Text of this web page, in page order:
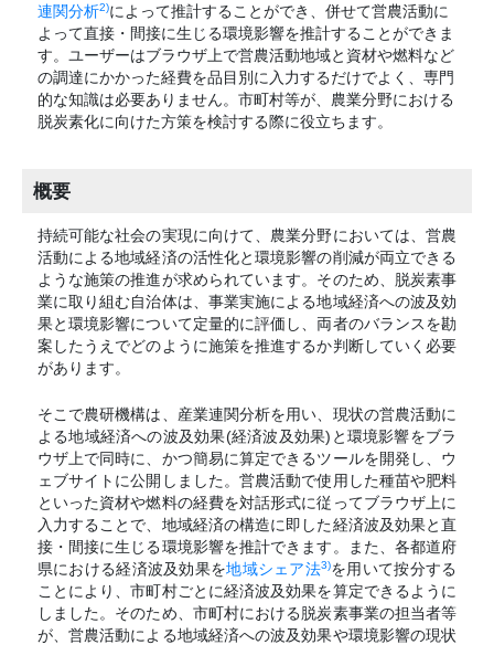
連関分析2)によって推計することができ、併せて営農活動に
よって直接・間接に生じる環境影響を推計することができま
す。ユーザーはブラウザ上で営農活動地域と資材や燃料など
の調達にかかった経費を品目別に入力するだけでよく、専門
的な知識は必要ありません。市町村等が、農業分野における
脱炭素化に向けた方策を検討する際に役立ちます。
概要
持続可能な社会の実現に向けて、農業分野においては、営農
活動による地域経済の活性化と環境影響の削減が両立できる
ような施策の推進が求められています。そのため、脱炭素事
業に取り組む自治体は、事業実施による地域経済への波及効
果と環境影響について定量的に評価し、両者のバランスを勘
案したうえでどのように施策を推進するか判断していく必要
があります。
そこで農研機構は、産業連関分析を用い、現状の営農活動に
よる地域経済への波及効果(経済波及効果)と環境影響をブラ
ウザ上で同時に、かつ簡易に算定できるツールを開発し、ウ
ェブサイトに公開しました。営農活動で使用した種苗や肥料
といった資材や燃料の経費を対話形式に従ってブラウザ上に
入力することで、地域経済の構造に即した経済波及効果と直
接・間接に生じる環境影響を推計できます。また、各都道府
県における経済波及効果を地域シェア法3)を用いて按分する
ことにより、市町村ごとに経済波及効果を算定できるように
しました。そのため、市町村における脱炭素事業の担当者等
が、営農活動による地域経済への波及効果や環境影響の現状